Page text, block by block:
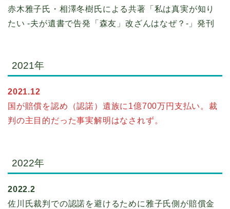
赤木雅子氏・相澤冬樹氏による共著「私は真実が知り
たい -夫が遺書で告発「森友」改ざんはなぜ？-」発刊
2021年
2021.12
国が賠償を認め（認諾）遺族に1億700万円支払い。裁
判の主目的だった事実解明はなされず。
2022年
2022.2
佐川氏裁判での認諾を避けるために雅子氏側が賠償金